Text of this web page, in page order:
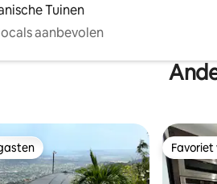
Tuinen
aanbevolen